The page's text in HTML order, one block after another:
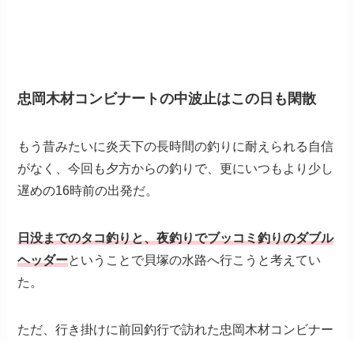
忠岡木材コンビナートの中波止はこの日も閑散
もう昔みたいに炎天下の長時間の釣りに耐えられる自信
がなく、今回も夕方からの釣りで、更にいつもより少し
遅めの16時前の出発だ。
日没までのタコ釣りと、夜釣りでブッコミ釣りのダブル
ヘッダーということで貝塚の水路へ行こうと考えてい
た。
ただ、行き掛けに前回釣行で訪れた忠岡木材コンビナー